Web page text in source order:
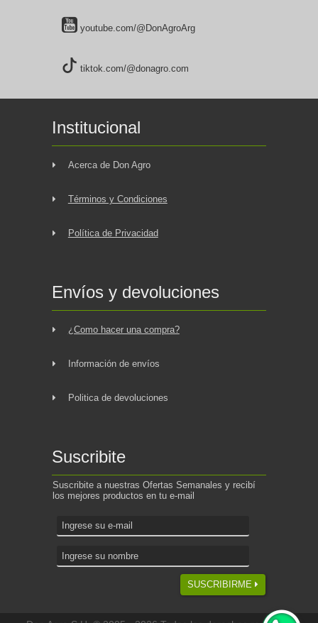
youtube.com/@DonAgroArg
tiktok.com/@donagro.com
Institucional
Acerca de Don Agro
Términos y Condiciones
Política de Privacidad
Envíos y devoluciones
¿Como hacer una compra?
Información de envíos
Politica de devoluciones
Suscribite
Suscribite a nuestras Ofertas Semanales y recibí
los mejores productos en tu e-mail
SUSCRIBIRME